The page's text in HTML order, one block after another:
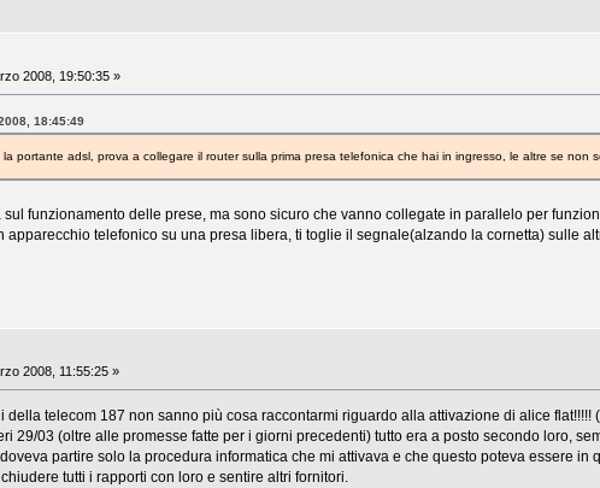
2008, 19:50:35 »
18:45:49
portante adsl, prova a collegare il router sulla prima presa telefonica che hai in ingresso, le altre se non
sul funzionamento delle prese, ma sono sicuro che vanno collegate in parallelo per
apparecchio telefonico su una presa libera, ti toglie il segnale(alzando la cornetta) sulle
2008, 11:55:25 »
della telecom 187 non sanno più cosa raccontarmi riguardo alla attivazione di alice flat!!!!!
29/03 (oltre alle promesse fatte per i giorni precedenti) tutto era a posto secondo loro,
partire solo la procedura informatica che mi attivava e che questo poteva essere in
tutti i rapporti con loro e sentire altri fornitori.